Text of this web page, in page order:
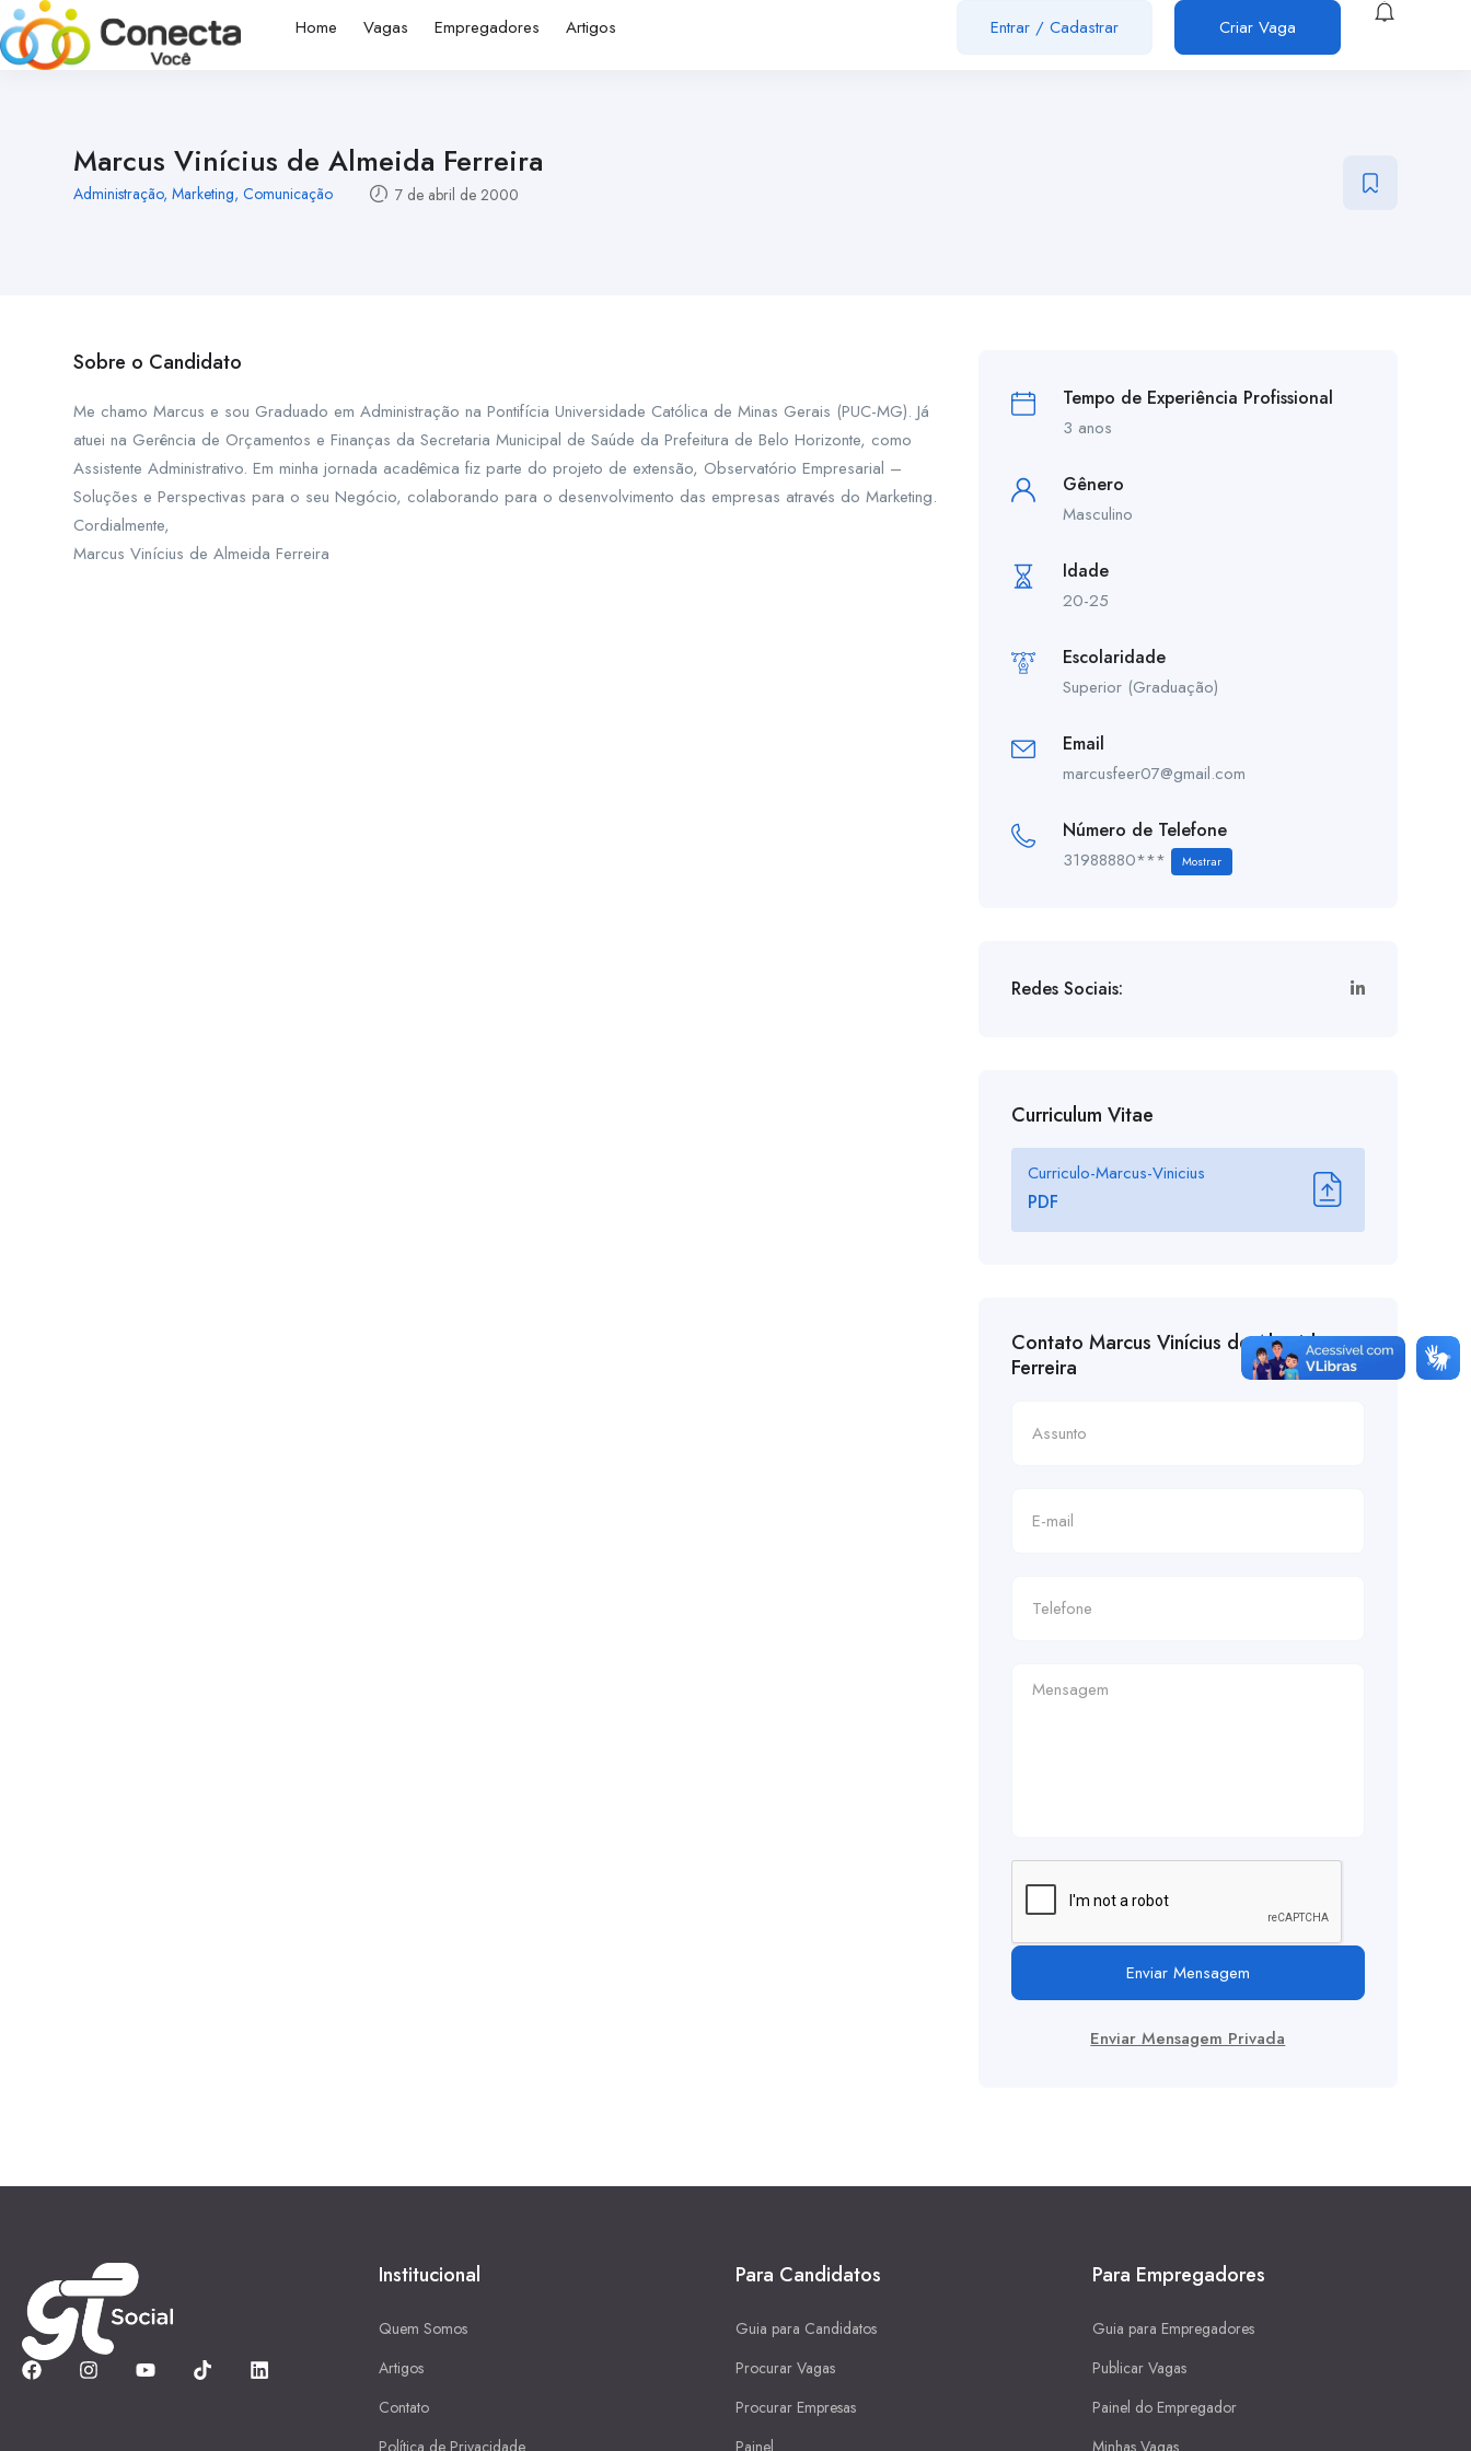
Home Vagas Empregadores Artigos Entrar / Cadastrar Criar Vaga
Marcus Vinícius de Almeida Ferreira
Administração, Marketing, Comunicação 7 de abril de 2000
Sobre o Candidato
Me chamo Marcus e sou Graduado em Administração na Pontifícia Universidade Católica de Minas Gerais (PUC-MG). Já
atuei na Gerência de Orçamentos e Finanças da Secretaria Municipal de Saúde da Prefeitura de Belo Horizonte, como
Assistente Administrativo. Em minha jornada acadêmica fiz parte do projeto de extensão, Observatório Empresarial –
Soluções e Perspectivas para o seu Negócio, colaborando para o desenvolvimento das empresas através do Marketing.
Cordialmente,
Marcus Vinícius de Almeida Ferreira
Tempo de Experiência Profissional
3 anos
Gênero
Masculino
Idade
20-25
Escolaridade
Superior (Graduação)
Email
marcusfeer07@gmail.com
Número de Telefone
31988880*** Mostrar
Redes Sociais:
Curriculum Vitae
Curriculo-Marcus-Vinicius
PDF
Contato Marcus Vinícius de Almeida
Ferreira
Enviar Mensagem
Enviar Mensagem Privada
Institucional
Quem Somos
Artigos
Contato
Política de Privacidade
Para Candidatos
Guia para Candidatos
Procurar Vagas
Procurar Empresas
Painel
Para Empregadores
Guia para Empregadores
Publicar Vagas
Painel do Empregador
Minhas Vagas